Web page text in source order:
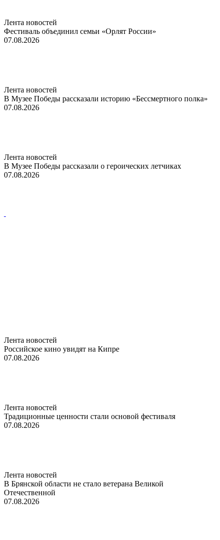
Лента новостей
Фестиваль объединил семьи «Орлят России»
07.08.2026
Лента новостей
В Музее Победы рассказали историю «Бессмертного полка»
07.08.2026
Лента новостей
В Музее Победы рассказали о героических летчиках
07.08.2026
Лента новостей
Российское кино увидят на Кипре
07.08.2026
Лента новостей
Традиционные ценности стали основой фестиваля
07.08.2026
Лента новостей
В Брянской области не стало ветерана Великой
Отечественной
07.08.2026